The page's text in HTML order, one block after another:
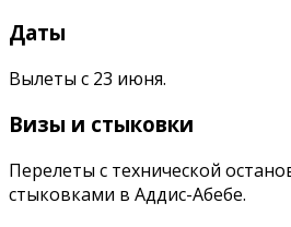
Даты
Вылеты с 23 июня.
Визы и стыковки
Перелеты с технической
стыковками в Аддис-Абебе.